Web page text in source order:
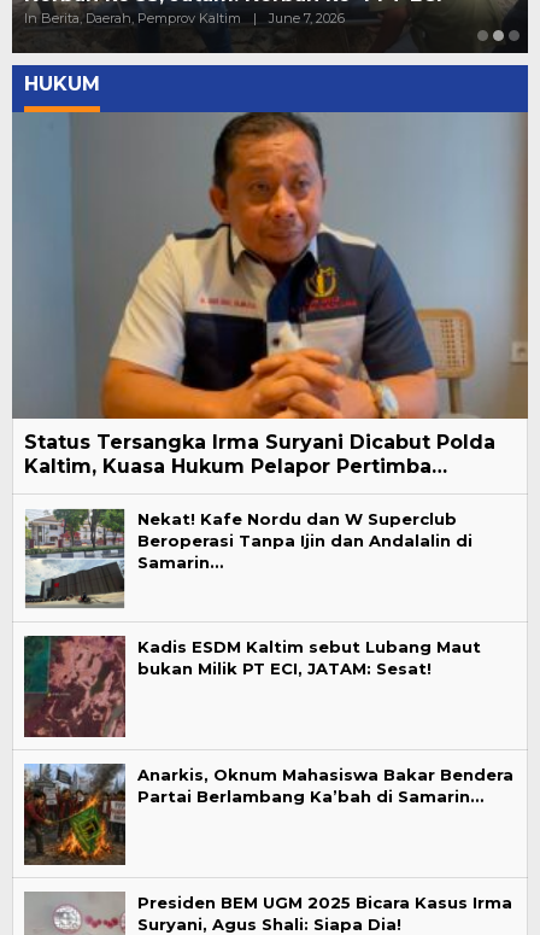
In Berita, Daerah, Pemprov Kaltim | June 7, 2026
HUKUM
Status Tersangka Irma Suryani Dicabut Polda
Kaltim, Kuasa Hukum Pelapor Pertimba…
Nekat! Kafe Nordu dan W Superclub
Beroperasi Tanpa Ijin dan Andalalin di
Samarin…
Kadis ESDM Kaltim sebut Lubang Maut
bukan Milik PT ECI, JATAM: Sesat!
Anarkis, Oknum Mahasiswa Bakar Bendera
Partai Berlambang Ka’bah di Samarin…
Presiden BEM UGM 2025 Bicara Kasus Irma
Suryani, Agus Shali: Siapa Dia!